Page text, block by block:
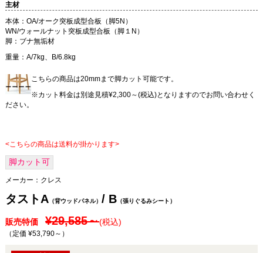
主材
本体：OA/オーク突板成型合板（脚5N）
WN/ウォールナット突板成型合板（脚１N）
脚：ブナ無垢材
重量：A/7kg、B/6.8kg
こちらの商品は20mmまで脚カット可能です。
※カット料金は別途見積¥2,300～(税込)となりますのでお問い合わせく
ださい。
<こちらの商品は送料が掛かります>
脚カット可
メーカー： クレス
タストA（背ウッドパネル） / B（張りぐるみシート）
販売特価 ¥29,585～(税込)
（定価 ¥53,790～ ）